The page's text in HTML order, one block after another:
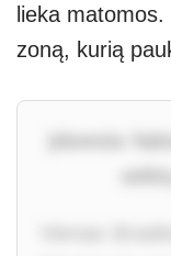
lieka matomos.
zoną, kurią
Įdomūs